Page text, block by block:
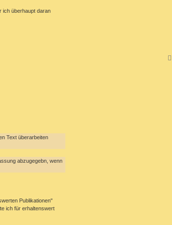
ich überhaupt daran
Text überarbeiten
abzugegebn, wenn
Publikationen"
ich für erhaltenswert